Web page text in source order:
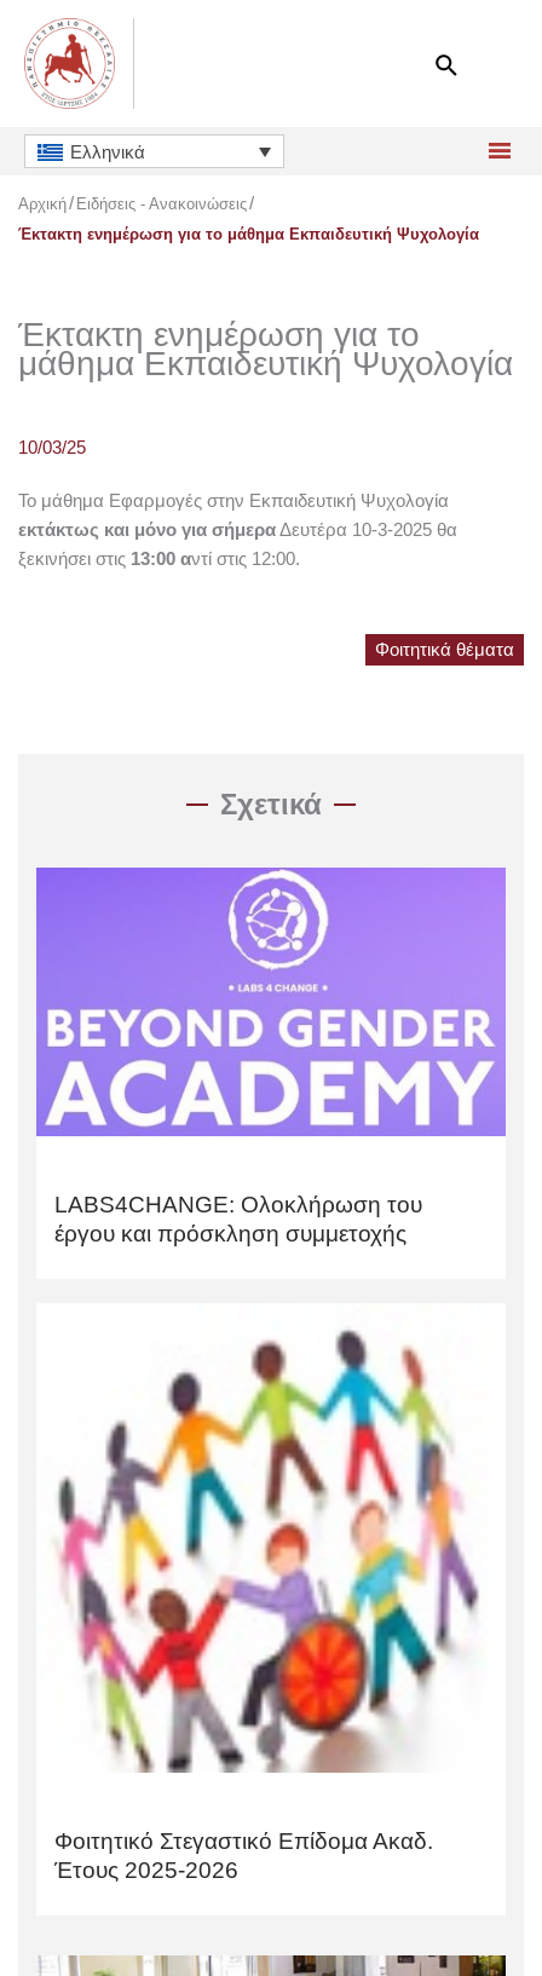
περιεχόμενο
Ελληνικά
Αρχική Ειδήσεις - Ανακοινώσεις
Έκτακτη ενημέρωση για το μάθημα Εκπαιδευτική Ψυχολογία
Έκτακτη ενημέρωση για το
μάθημα Εκπαιδευτική Ψυχολογία
10/03/25
Το μάθημα Εφαρμογές στην Εκπαιδευτική Ψυχολογία
εκτάκτως και μόνο για σήμεραΔευτέρα 10-3-2025 θα
ξεκινήσει στις 13:00 αντί στις 12:00.
Φοιτητικά θέματα
Σχετικά
LABS4CHANGE: Ολοκλήρωση του
έργου και πρόσκληση συμμετοχής
Φοιτητικό Στεγαστικό Επίδομα Ακαδ.
Έτους 2025-2026